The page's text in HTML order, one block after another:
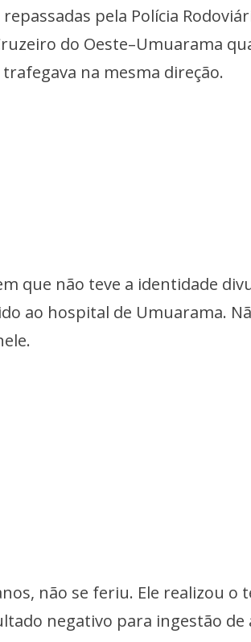
pela Polícia
do Oeste–Umuarama
na mesma direção.
que não teve a identidade
ao hospital de Umuarama.
não se feriu. Ele realizou o
negativo para ingestão de